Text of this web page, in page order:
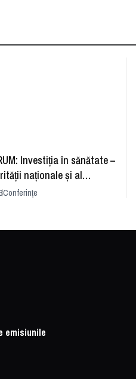
Investiția în sănătate –
naționale și al
Conferințe
emisiunile